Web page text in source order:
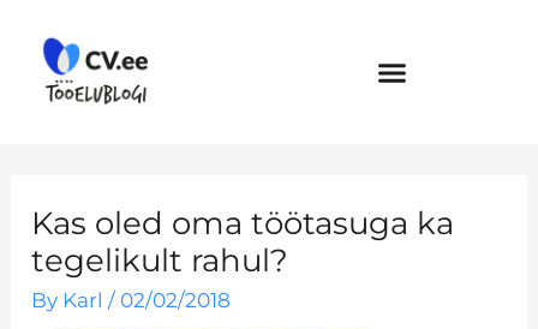
content
Kas oled oma töötasuga ka
tegelikult rahul?
By Karl/ 02/02/2018